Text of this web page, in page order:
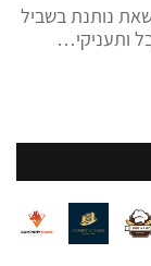
נותנת בשביל
ותעניקי…